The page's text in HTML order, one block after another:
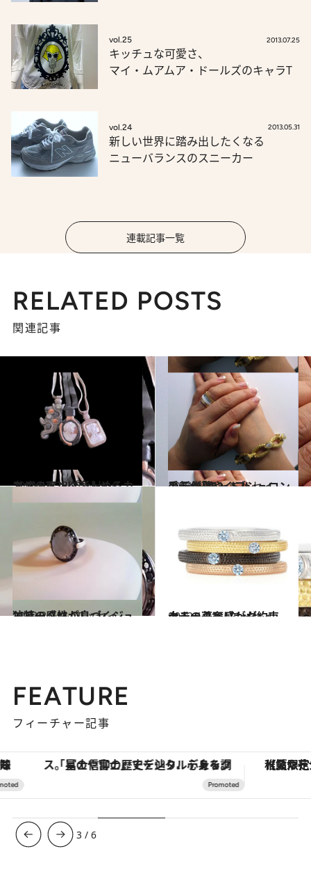
vol.25 2013.07.25
キッチュな可愛さ、
マイ・ムアムア・ドールズのキャラT
vol.24 2013.05.31
新しい世界に踏み出したくなる
ニューバランスのスニーカー
連載記事一覧
RELATED POSTS
関連記事
2011.10.28
カジュアルに楽しめるカメオのペンダント
コミック ＆ エッセイ 2011.9.15
手元が華やぐブシュロンの新作｢キャトル｣
コミック ＆ エッセイ
2012.2.9
独特の感性が息づくジュエリー、M.C.L
コミック ＆ エッセイ 2012.1.31
クチュール感がお約束。大人の華奢リング
コミック ＆ エッセイ
FEATURE
フィーチャー記事
「星のや富士」でデジタルデトックス。冨士信仰の歴史を辿り、心身を調える。 【夏限定ディナーコース】旬
3 /6